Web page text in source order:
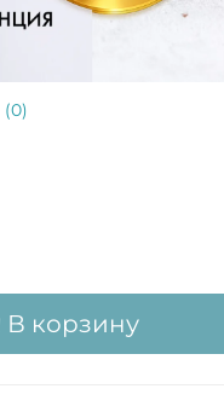
(0)
В корзину